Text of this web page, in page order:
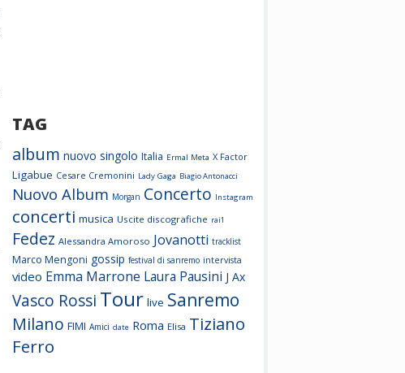
TAG
album nuovo singolo Italia Ermal Meta X Factor
Ligabue Cesare Cremonini Lady Gaga Biagio Antonacci
Nuovo Album Morgan Concerto Instagram
concerti musica Uscite discografiche rai1
Fedez Alessandra Amoroso Jovanotti tracklist
Marco Mengoni gossip festival di sanremo intervista
video Emma Marrone Laura Pausini J Ax
Vasco Rossi Tour live Sanremo
Milano FIMI Amici date Roma Elisa Tiziano
Ferro